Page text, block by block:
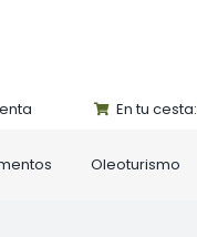
En tu cesta:
Oleoturismo